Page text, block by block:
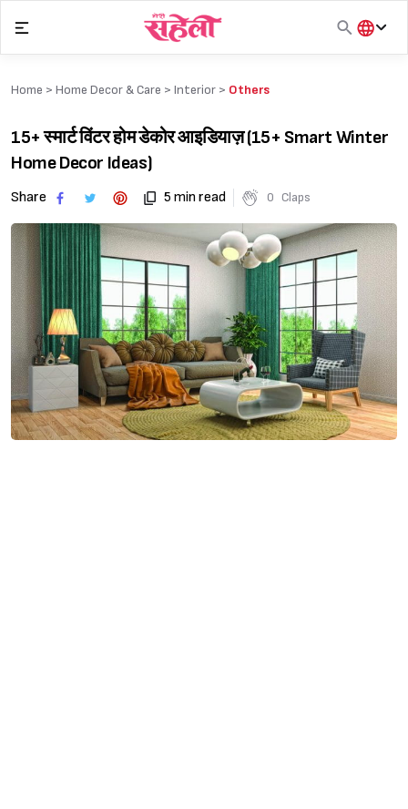
content
हिंदी
Home > Home Decor & Care > Interior > Others
15+ स्मार्ट विंटर होम डेकोर आइडियाज़ (15+ Smart Winter
Home Decor Ideas)
Share 5 min read 0 Claps